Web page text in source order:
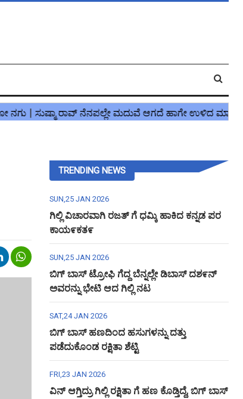
TRENDING NEWS
SUN,25 JAN 2026
ಗಿಲ್ಲಿ ವಿಚಾರವಾಗಿ ರಜತ್ ಗೆ ಧಮ್ಕಿ ಹಾಕಿದ ಕನ್ನಡ ಪರ
ಕಾಯ೯ಕತ೯
SUN,25 JAN 2026
ಬಿಗ್ ಬಾಸ್ ಟ್ರೋಫಿ ಗೆದ್ದ ಬೆನ್ನಲ್ಲೇ ಡಿಬಾಸ್ ದಶ೯ನ್
ಅವರನ್ನು ಭೇಟಿ ಆದ ಗಿಲ್ಲಿ ನಟ
SAT,24 JAN 2026
ಬಿಗ್ ಬಾಸ್ ಹಣದಿಂದ ಹಸುಗಳನ್ನು ದತ್ತು
ಪಡೆದುಕೊಂಡ ರಕ್ಷಿತಾ ಶೆಟ್ಟಿ
FRI,23 JAN 2026
ವಿನ್ ಆಗ್ತಿದ್ರು ಗಿಲ್ಲಿ ರಕ್ಷಿತಾ ಗೆ ಹಣ ಕೊಡ್ತಿದ್ದೆ, ಬಿಗ್ ಬಾಸ್